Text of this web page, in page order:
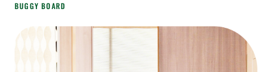
BUGGY BOARD